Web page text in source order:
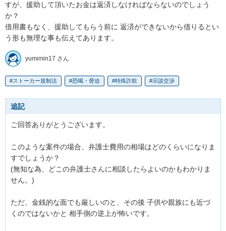
すが、援助して頂いたお金は返済しなければならないのでしょう
か？
借用書もなく、援助してもらう前に 返済ができないから借りるとい
う形も無理な事も伝えてあります。
yumimin17 さん
ストーカー規制法 恐喝・脅迫 特殊詐欺 示談交渉
追記
ご回答ありがとうございます。
このような案件の場合、弁護士費用の相場はどのくらいになりま
すでしょうか？
(無知な為、どこの弁護士さんに相談したらよいのかもわかりま
せん。)
ただ、金銭的な面でも厳しいのと、その後 子供や親族にも近づ
くのではないかと 相手側の逆上が怖いです。